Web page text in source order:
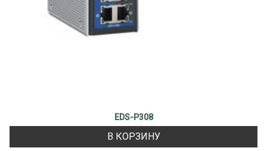
EDS-P308
В КОРЗИНУ